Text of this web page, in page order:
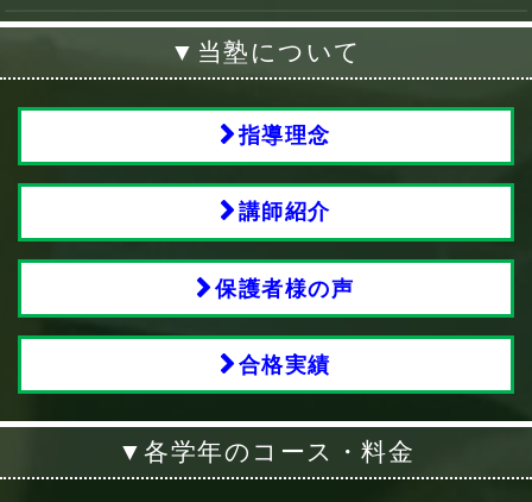
▼当塾について
指導理念
講師紹介
保護者様の声
合格実績
▼各学年のコース・料金